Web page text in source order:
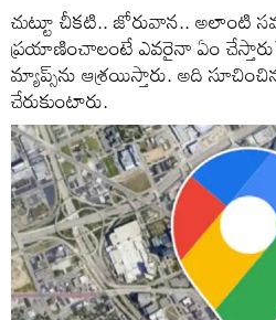
చుట్టూ చీకటి.. జోరువాన.. అలాంటి
ప్రయాణించాలంటే ఎవరైనా ఏం
మ్యాప్స్‌ను ఆశ్రయిస్తారు. అది
చేరుకుంటారు.